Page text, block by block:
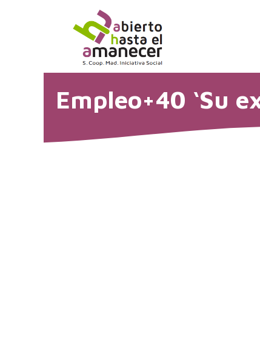
Empleo+40 ‘Su